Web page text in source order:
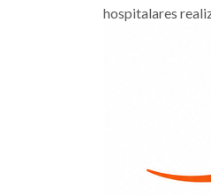
hospitalares